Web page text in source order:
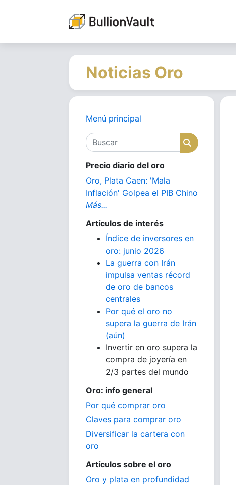
Noticias Oro
Menú principal
Buscar
Buscar
Precio diario del oro
Oro, Plata Caen: 'Mala
Inflación' Golpea el PIB Chino
Más...
Artículos de interés
Índice de inversores en
oro: junio 2026
La guerra con Irán
impulsa ventas récord
de oro de bancos
centrales
Por qué el oro no
supera la guerra de Irán
(aún)
Invertir en oro supera la
compra de joyería en
2/3 partes del mundo
Oro: info general
Por qué comprar oro
Claves para comprar oro
Diversificar la cartera con
oro
Artículos sobre el oro
Oro y plata en profundidad